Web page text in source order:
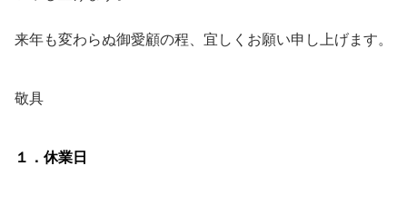
来年も変わらぬ御愛顧の程、宜しくお願い申し上げます。
敬具
１．休業日